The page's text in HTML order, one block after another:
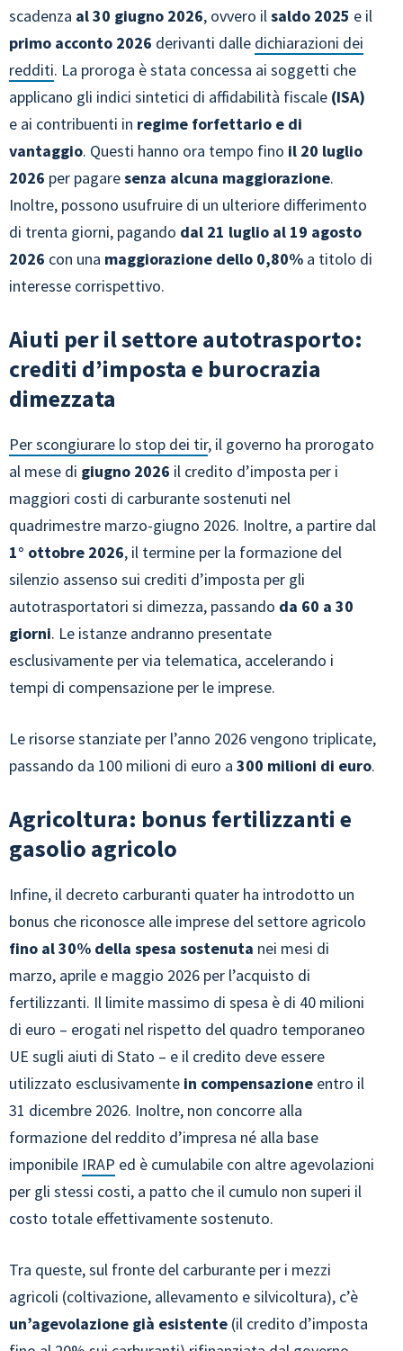
scadenza al 30 giugno 2026, ovvero il saldo 2025 e il
primo acconto 2026 derivanti dalle dichiarazioni dei
redditi. La proroga è stata concessa ai soggetti che
applicano gli indici sintetici di affidabilità fiscale (ISA)
e ai contribuenti in regime forfettario e di
vantaggio. Questi hanno ora tempo fino il 20 luglio
2026 per pagaresenza alcuna maggiorazione.
Inoltre, possono usufruire di un ulteriore differimento
di trenta giorni, pagando dal 21 luglio al 19 agosto
2026 con una maggiorazione dello 0,80% a titolo di
interesse corrispettivo.
Aiuti per il settore autotrasporto:
crediti d’imposta e burocrazia
dimezzata
Per scongiurare lo stop dei tir, il governo ha prorogato
al mese di giugno 2026 il credito d’imposta per i
maggiori costi di carburante sostenuti nel
quadrimestre marzo-giugno 2026. Inoltre, a partire dal
1° ottobre 2026, il termine per la formazione del
silenzio assenso sui crediti d’imposta per gli
autotrasportatori si dimezza, passando da 60 a 30
giorni. Le istanze andranno presentate
esclusivamente per via telematica, accelerando i
tempi di compensazione per le imprese.
Le risorse stanziate per l’anno 2026 vengono triplicate,
passando da 100 milioni di euro a 300 milioni di euro.
Agricoltura: bonus fertilizzanti e
gasolio agricolo
Infine, il decreto carburanti quater ha introdotto un
bonus che riconosce alle imprese del settore agricolo
fino al 30% della spesa sostenuta nei mesi di
marzo, aprile e maggio 2026 per l’acquisto di
fertilizzanti. Il limite massimo di spesa è di 40 milioni
di euro – erogati nel rispetto del quadro temporaneo
UE sugli aiuti di Stato – e il credito deve essere
utilizzato esclusivamente in compensazione entro il
31 dicembre 2026. Inoltre, non concorre alla
formazione del reddito d’impresa né alla base
imponibile IRAP ed è cumulabile con altre agevolazioni
per gli stessi costi, a patto che il cumulo non superi il
costo totale effettivamente sostenuto.
Tra queste, sul fronte del carburante per i mezzi
agricoli (coltivazione, allevamento e silvicoltura), c’è
un’agevolazione già esistente (il credito d’imposta